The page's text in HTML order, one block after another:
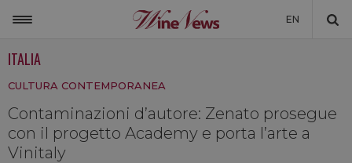
EN
MONDO
NON SOLO VINO
ITALIA
CULTURA CONTEMPORANEA
Contaminazioni d’autore: Zenato prosegue
con il progetto Academy e porta l’arte a
Vinitaly